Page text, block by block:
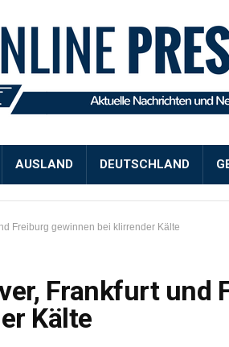
AUSLAND DEUTSCHLAND
Freiburg gewinnen bei klirrender Kälte
Frankfurt und
Kälte